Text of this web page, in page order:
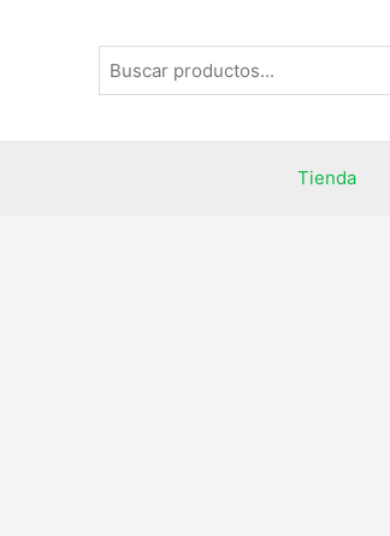
Tienda